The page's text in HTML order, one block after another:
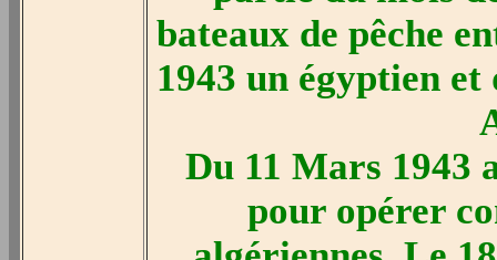
bateaux de pêche
1943 un égyptien
Du 11 Mars 1943
pour opérer